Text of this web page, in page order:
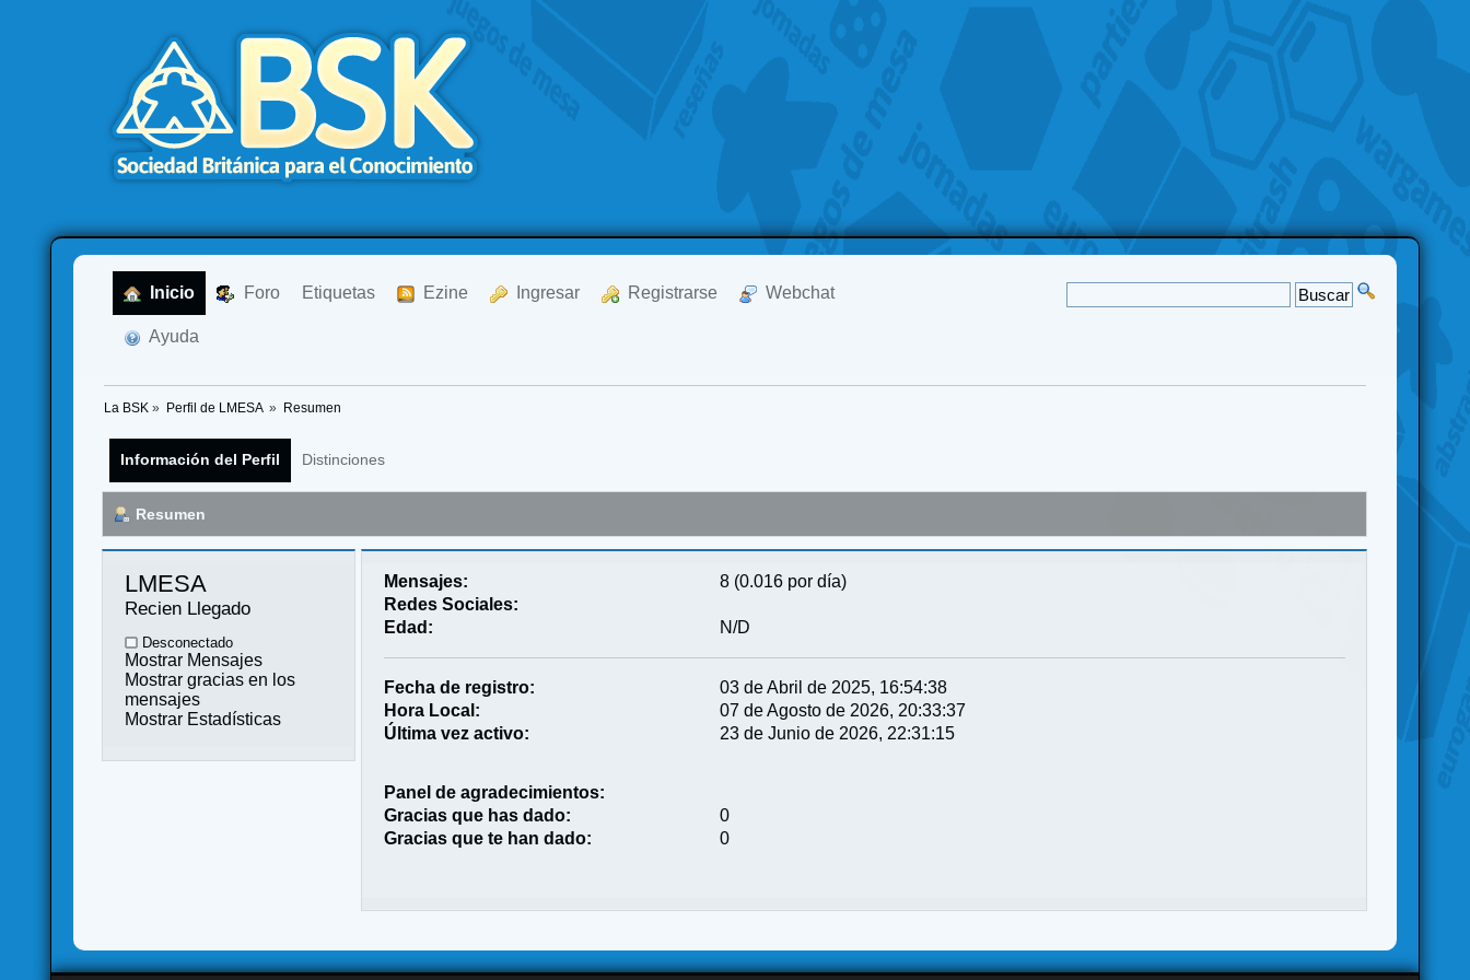
Inicio Foro Etiquetas Ezine Ingresar Registrarse Webchat
Ayuda
La BSK » Perfil de LMESA » Resumen
Información del Perfil Distinciones
Resumen
LMESA
Recien Llegado
Desconectado
Mostrar Mensajes
Mostrar gracias en los
mensajes
Mostrar Estadísticas
Mensajes:
8 (0.016 por día)
Redes Sociales:
Edad:
N/D
Fecha de registro:
03 de Abril de 2025, 16:54:38
Hora Local:
07 de Agosto de 2026, 20:33:37
Última vez activo:
23 de Junio de 2026, 22:31:15
Panel de agradecimientos:
Gracias que has dado:
0
Gracias que te han dado:
0